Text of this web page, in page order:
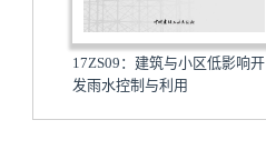
17ZS09：建筑与小区低影响开
发雨水控制与利用